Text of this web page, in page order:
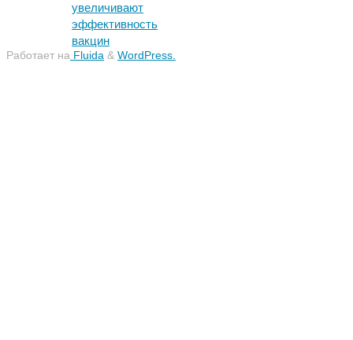
увеличивают
эффективность
вакцин
Работает на Fluida & WordPress.